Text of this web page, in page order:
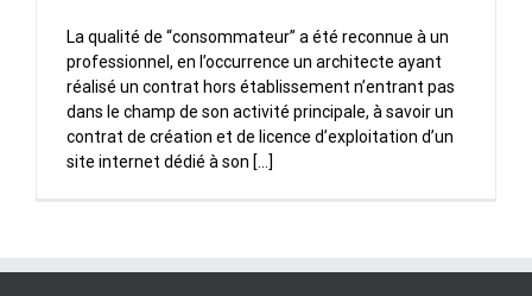
La qualité de “consommateur” a été reconnue à un
professionnel, en l’occurrence un architecte ayant
réalisé un contrat hors établissement n’entrant pas
dans le champ de son activité principale, à savoir un
contrat de création et de licence d’exploitation d’un
site internet dédié à son [...]